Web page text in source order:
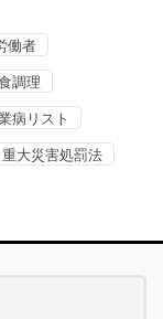
働者
調理
病リスト
重大災害処罰法